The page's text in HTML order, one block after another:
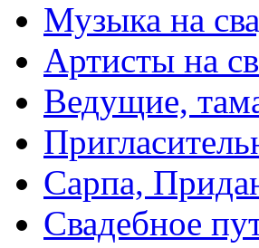
Музыка на
Артисты на
Ведущие,
Сарпа,
Свадебное